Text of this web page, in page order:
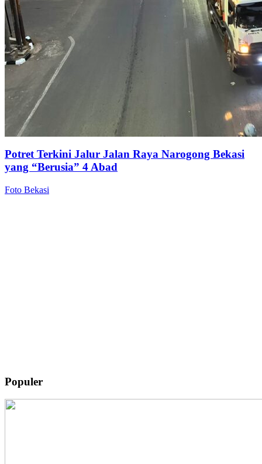
Potret Terkini Jalur Jalan Raya Narogong Bekasi
yang “Berusia” 4 Abad
Foto Bekasi
Populer